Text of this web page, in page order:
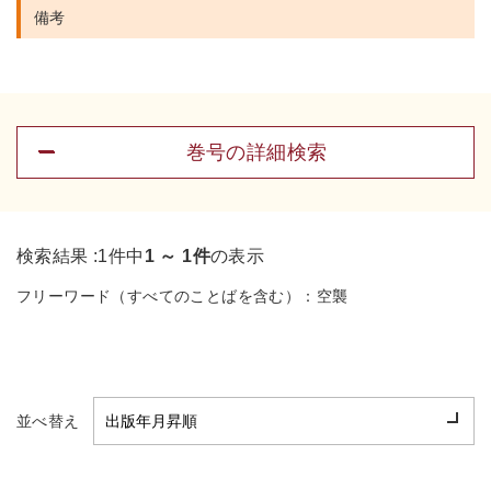
備考
巻号の詳細検索
検索結果 :1件中 1 ～ 1件の表示
フリーワード（すべてのことばを含む）： 空襲
並べ替え